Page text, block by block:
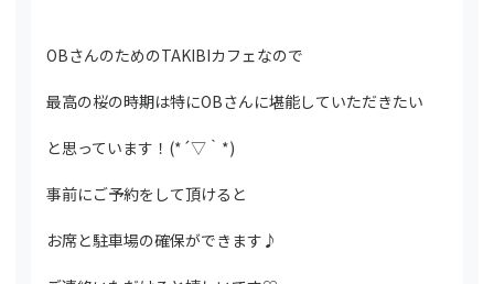
OBさんのためのTAKIBIカフェなので
最高の桜の時期は特にOBさんに堪能していただきたい
と思っています！(*´▽｀*)
事前にご予約をして頂けると
お席と駐車場の確保ができます♪